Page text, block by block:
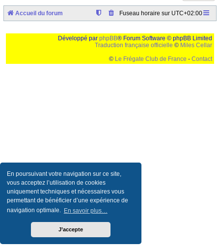
En poursuivant votre navigation sur ce site,
vous acceptez l’utilisation de cookies
uniquement techniques et nécessaires vous
permettant de bénéficier d’une expérience de
navigation optimale. En savoir plus…
J’accepte
Accueil du forum Fuseau horaire sur UTC+02:00
Développé par phpBB® Forum Software © phpBB Limited
Traduction française officielle © Miles Cellar
© Le Frégate Club de France - Contact